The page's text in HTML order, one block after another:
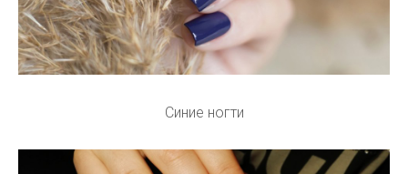
Синие ногти